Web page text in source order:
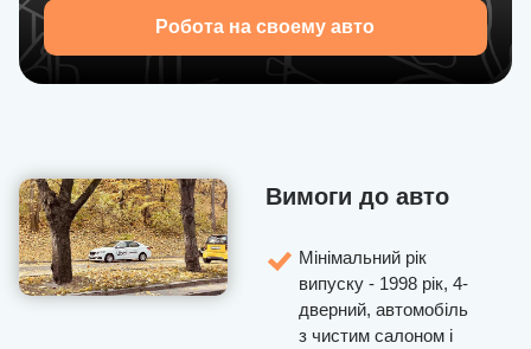
Робота на своему авто
Вимоги до авто
Мінімальний рік
випуску - 1998 рік, 4-
дверний, автомобіль
з чистим салоном і